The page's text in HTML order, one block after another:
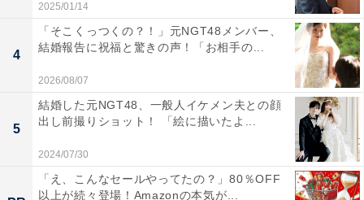
2025/01/14
4
「そこくっつくの？！」元NGT48メンバー、
結婚報告に祝福と驚きの声！「お相手の...
2026/08/07
5
結婚した元NGT48、一般人イケメン夫との顔
出し前撮りショット！ 「絵に描いたよ...
2024/07/30
「え、こんなセールやってたの？」80％OFF
以上が続々登場！Amazonの本気が...